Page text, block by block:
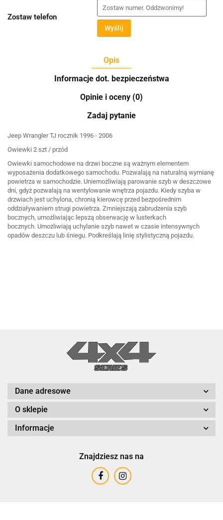
Zostaw telefon
Wyślij
Opis
Informacje dot. bezpieczeństwa
Opinie i oceny (0)
Zadaj pytanie
Jeep Wrangler TJ rocznik 1996 - 2006
Owiewki 2 szt / przód
Owiewki samochodowe na drzwi boczne są ważnym elementem
wyposażenia dodatkowego samochodu. Pozwalają na naturalną wymianę
powietrza w samochodzie. Uniemożliwiają parowanie szyb w deszczowe
dni, gdyż pozwalają na wentylowanie wnętrza pojazdu. Kiedy szyba w
drzwiach jest uchylona, chronią kierowcę przed bezpośrednim
oddziaływaniem strugi powietrza. Zmniejszają zabrudzenia szyb
bocznych, umożliwiając lepszą obserwację w lusterkach
bocznych. Umożliwiają uchylanie szyb nawet w czasie intensywnych
opadów deszczu lub śniegu. Podkreślają linię stylistyczną pojazdu.
Dane adresowe
O sklepie
Informacje
Znajdziesz nas na